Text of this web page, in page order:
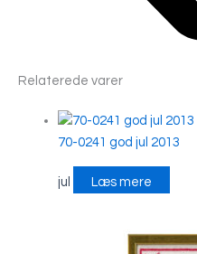
Relaterede varer
70-0241 god jul 2013
jul Læs mere